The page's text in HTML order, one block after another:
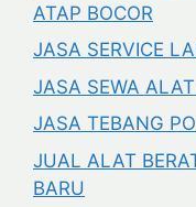
ATAP BOCOR
JASA SERVICE
JASA SEWA
JASA TEBANG
JUAL ALAT
BARU